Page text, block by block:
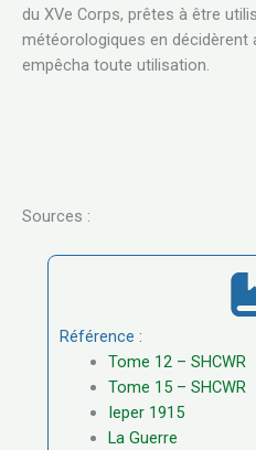
du XVe Corps, prêtes à être
météorologiques en décidèrent
empêcha toute utilisation.
Sources :
Référence :
Tome 12 – SHCWR
Tome 15 – SHCWR
Ieper 1915
La Guerre